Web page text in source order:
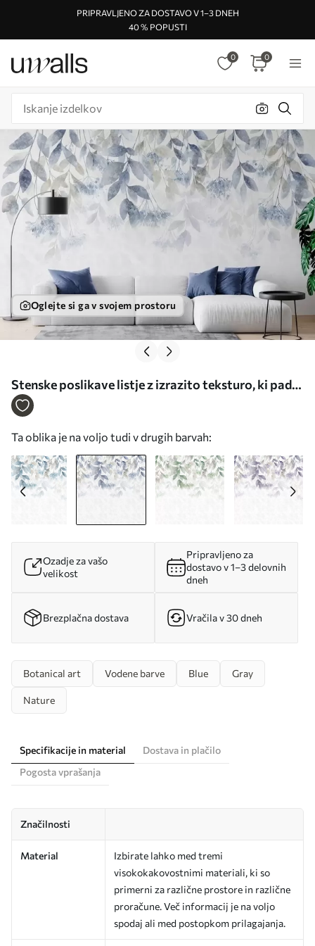
PRIPRAVLJENO ZA DOSTAVO V 1–3 DNEH
40 % POPUSTI
0 0
Oglejte si ga v svojem prostoru
Stenske poslikave listje z izrazito teksturo, ki pada
v kaskadah, s cvetovi v odtenkih modre in bež Št.
Ta oblika je na voljo tudi v drugih barvah:
Ozadje za vašo
velikost
Pripravljeno za
dostavo v 1–3 delovnih
dneh
Brezplačna dostava Vračila v 30 dneh
Botanical art Vodene barve Blue Gray
Nature
Specifikacije in material
Dostava in plačilo
Pogosta vprašanja
Značilnosti
Material
Izbirate lahko med tremi
visokokakovostnimi materiali, ki so
primerni za različne prostore in različne
proračune. Več informacij je na voljo
spodaj ali med postopkom prilagajanja.